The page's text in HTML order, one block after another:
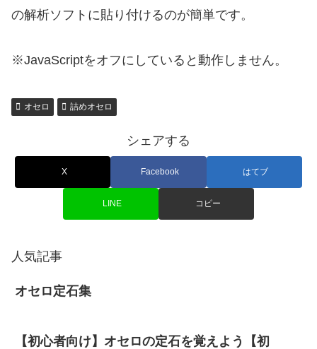
の解析ソフトに貼り付けるのが簡単です。
※JavaScriptをオフにしていると動作しません。
オセロ 詰めオセロ
シェアする
X Facebook はてブ
LINE コピー
人気記事
オセロ定石集
【初心者向け】オセロの定石を覚えよう【初